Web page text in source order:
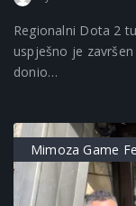
Regionalni Dota 2
uspješno je
donio…
Mimoza Game